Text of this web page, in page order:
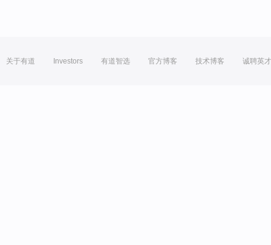
关于有道 Investors 有道智选 官方博客 技术博客 诚聘英才